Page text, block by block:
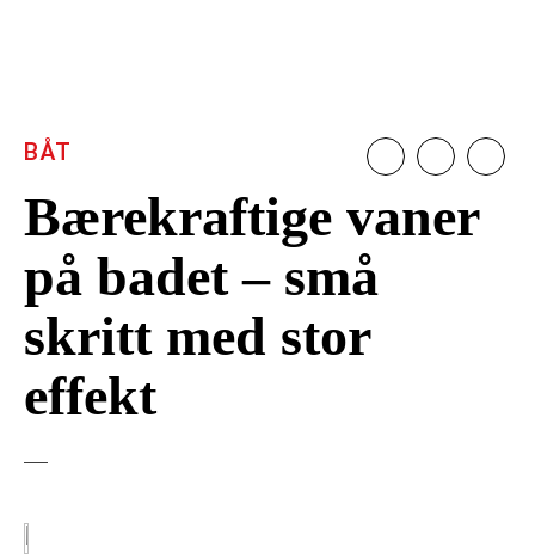
Bærekraftige vaner
på badet – små
skritt med stor
effekt
BÅT